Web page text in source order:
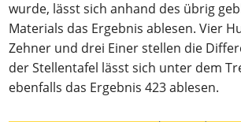
wurde, lässt sich anhand des übrig
Materials das Ergebnis ablesen. Vier
Zehner und drei Einer stellen die
der Stellentafel lässt sich unter dem
ebenfalls das Ergebnis 423 ablesen.